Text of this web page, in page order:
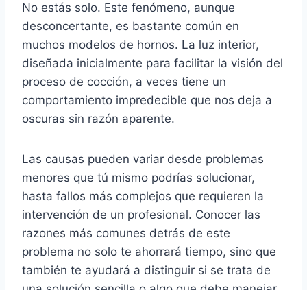
No estás solo. Este fenómeno, aunque
desconcertante, es bastante común en
muchos modelos de hornos. La luz interior,
diseñada inicialmente para facilitar la visión del
proceso de cocción, a veces tiene un
comportamiento impredecible que nos deja a
oscuras sin razón aparente.
Las causas pueden variar desde problemas
menores que tú mismo podrías solucionar,
hasta fallos más complejos que requieren la
intervención de un profesional. Conocer las
razones más comunes detrás de este
problema no solo te ahorrará tiempo, sino que
también te ayudará a distinguir si se trata de